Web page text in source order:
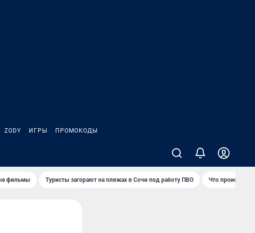
ZODY ИГРЫ ПРОМОКОДЫ
фильмы Туристы загорают на пляжах в Сочи под работу ПВО Что происходит